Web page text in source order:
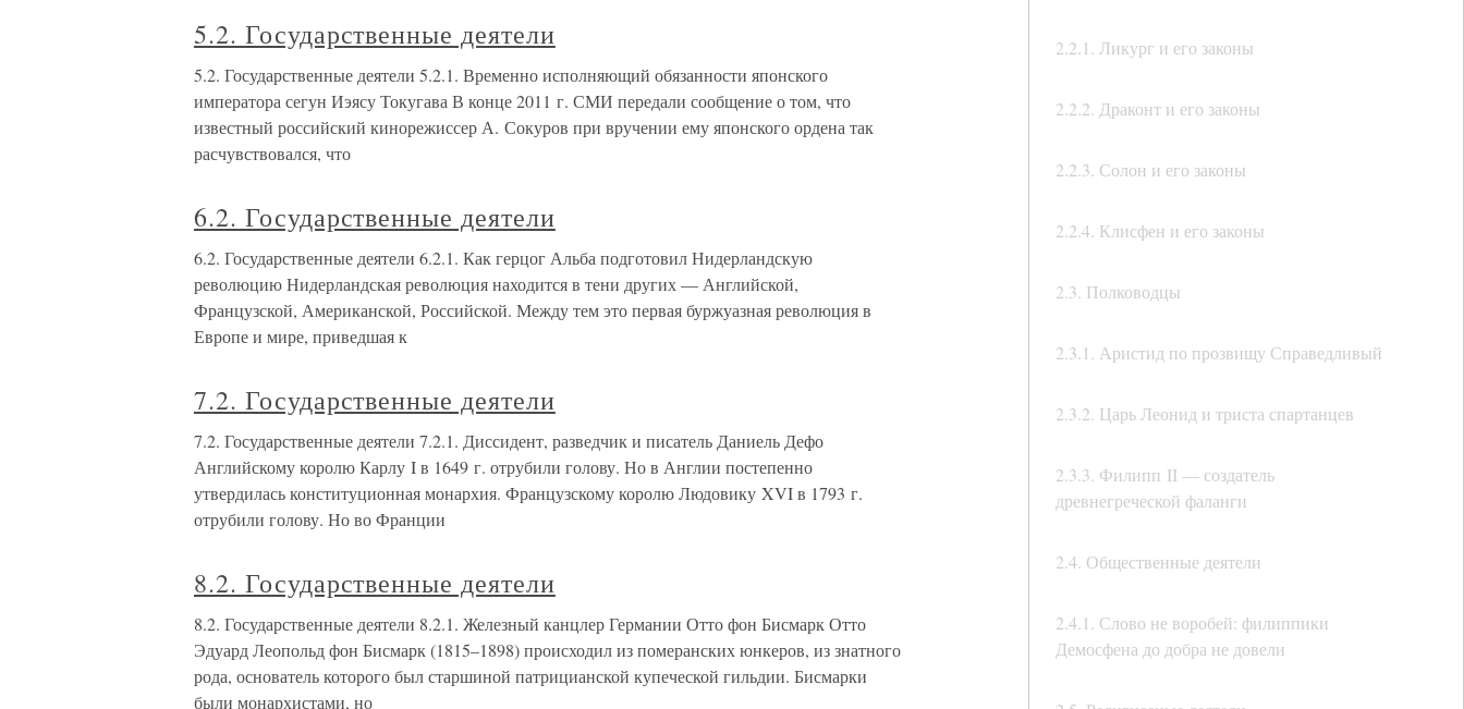
2.2.1. Ликург и его законы
2.2.2. Драконт и его законы
2.2.3. Солон и его законы
2.2.4. Клисфен и его законы
2.3. Полководцы
2.3.1. Аристид по прозвищу Справедливый
2.3.2. Царь Леонид и триста спартанцев
2.3.3. Филипп II — создатель
древнегреческой фаланги
2.4. Общественные деятели
2.4.1. Слово не воробей: филиппики
Демосфена до добра не довели
5.2. Государственные деятели
5.2. Государственные деятели 5.2.1. Временно исполняющий обязанности японского
императора сегун Иэясу Токугава В конце 2011 г. СМИ передали сообщение о том, что
известный российский кинорежиссер А. Сокуров при вручении ему японского ордена так
расчувствовался, что
6.2. Государственные деятели
6.2. Государственные деятели 6.2.1. Как герцог Альба подготовил Нидерландскую
революцию Нидерландская революция находится в тени других — Английской,
Французской, Американской, Российской. Между тем это первая буржуазная революция в
Европе и мире, приведшая к
7.2. Государственные деятели
7.2. Государственные деятели 7.2.1. Диссидент, разведчик и писатель Даниель Дефо
Английскому королю Карлу I в 1649 г. отрубили голову. Но в Англии постепенно
утвердилась конституционная монархия. Французскому королю Людовику XVI в 1793 г.
отрубили голову. Но во Франции
8.2. Государственные деятели
8.2. Государственные деятели 8.2.1. Железный канцлер Германии Отто фон Бисмарк Отто
Эдуард Леопольд фон Бисмарк (1815–1898) происходил из померанских юнкеров, из знатного
рода, основатель которого был старшиной патрицианской купеческой гильдии. Бисмарки
были монархистами, но